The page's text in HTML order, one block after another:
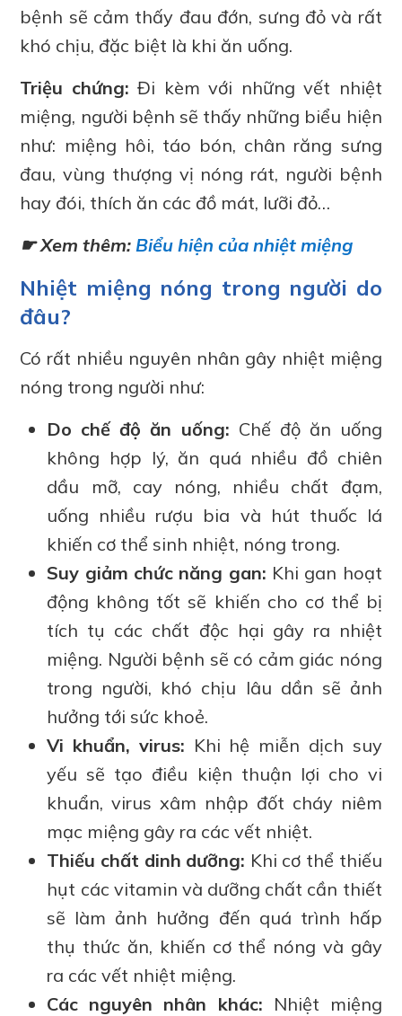
bệnh sẽ cảm thấy đau đớn, sưng đỏ và rất
khó chịu, đặc biệt là khi ăn uống.
Triệu chứng: Đi kèm với những vết nhiệt
miệng, người bệnh sẽ thấy những biểu hiện
như: miệng hôi, táo bón, chân răng sưng
đau, vùng thượng vị nóng rát, người bệnh
hay đói, thích ăn các đồ mát, lưỡi đỏ…
☛ Xem thêm:Biểu hiện của nhiệt miệng
Nhiệt miệng nóng trong người do
đâu?
Có rất nhiều nguyên nhân gây nhiệt miệng
nóng trong người như:
Do chế độ ăn uống: Chế độ ăn uống
không hợp lý, ăn quá nhiều đồ chiên
dầu mỡ, cay nóng, nhiều chất đạm,
uống nhiều rượu bia và hút thuốc lá
khiến cơ thể sinh nhiệt, nóng trong.
Suy giảm chức năng gan: Khi gan hoạt
động không tốt sẽ khiến cho cơ thể bị
tích tụ các chất độc hại gây ra nhiệt
miệng. Người bệnh sẽ có cảm giác nóng
trong người, khó chịu lâu dần sẽ ảnh
hưởng tới sức khoẻ.
Vi khuẩn, virus: Khi hệ miễn dịch suy
yếu sẽ tạo điều kiện thuận lợi cho vi
khuẩn, virus xâm nhập đốt cháy niêm
mạc miệng gây ra các vết nhiệt.
Thiếu chất dinh dưỡng: Khi cơ thể thiếu
hụt các vitamin và dưỡng chất cần thiết
sẽ làm ảnh hưởng đến quá trình hấp
thụ thức ăn, khiến cơ thể nóng và gây
ra các vết nhiệt miệng.
Các nguyên nhân khác: Nhiệt miệng